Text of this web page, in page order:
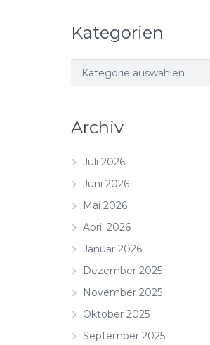
Kategorien
Kategorien
Archiv
Juli 2026
Juni 2026
Mai 2026
April 2026
Januar 2026
Dezember 2025
November 2025
Oktober 2025
September 2025